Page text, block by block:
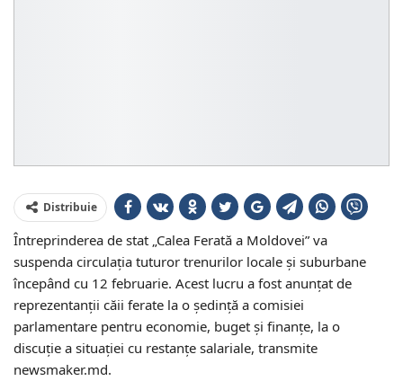
Distribuie
Întreprinderea de stat „Calea Ferată a Moldovei” va
suspenda circulația tuturor trenurilor locale și suburbane
începând cu 12 februarie. Acest lucru a fost anunțat de
reprezentanții căii ferate la o ședință a comisiei
parlamentare pentru economie, buget și finanțe, la o
discuție a situației cu restanțe salariale, transmite
newsmaker.md.